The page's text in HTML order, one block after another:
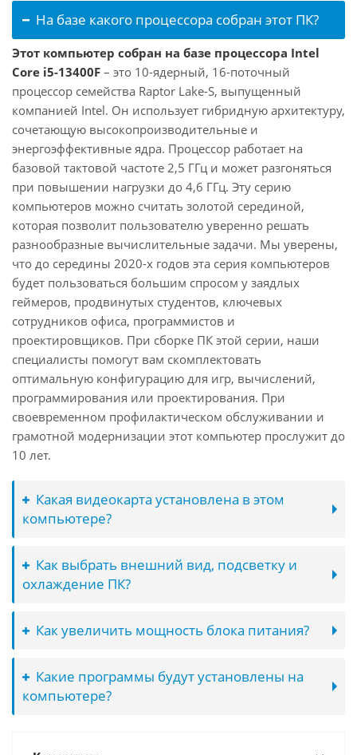
На базе какого процессора собран этот ПК?
Этот компьютер собран на базе процессора Intel
Core i5-13400F – это 10-ядерный, 16-поточный
процессор семейства Raptor Lake-S, выпущенный
компанией Intel. Он использует гибридную архитектуру,
сочетающую высокопроизводительные и
энергоэффективные ядра. Процессор работает на
базовой тактовой частоте 2,5 ГГц и может разгоняться
при повышении нагрузки до 4,6 ГГц. Эту серию
компьютеров можно считать золотой серединой,
которая позволит пользователю уверенно решать
разнообразные вычислительные задачи. Мы уверены,
что до середины 2020-х годов эта серия компьютеров
будет пользоваться большим спросом у заядлых
геймеров, продвинутых студентов, ключевых
сотрудников офиса, программистов и
проектировщиков. При сборке ПК этой серии, наши
специалисты помогут вам скомплектовать
оптимальную конфигурацию для игр, вычислений,
программирования или проектирования. При
своевременном профилактическом обслуживании и
грамотной модернизации этот компьютер прослужит до
10 лет.
Какая видеокарта установлена в этом
компьютере?
Как выбрать внешний вид, подсветку и
охлаждение ПК?
Как увеличить мощность блока питания?
Какие программы будут установлены на
компьютере?